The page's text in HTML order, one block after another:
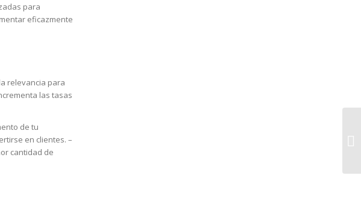
para
eficazmente
relevancia para
las tasas
de tu
en clientes. –
cantidad de